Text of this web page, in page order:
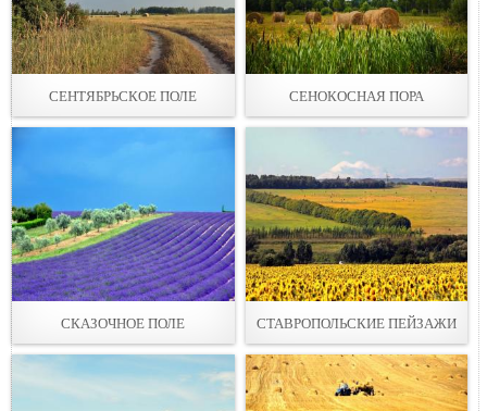
СЕНТЯБРЬСКОЕ ПОЛЕ СЕНОКОСНАЯ ПОРА
СКАЗОЧНОЕ ПОЛЕ СТАВРОПОЛЬСКИЕ ПЕЙЗАЖИ